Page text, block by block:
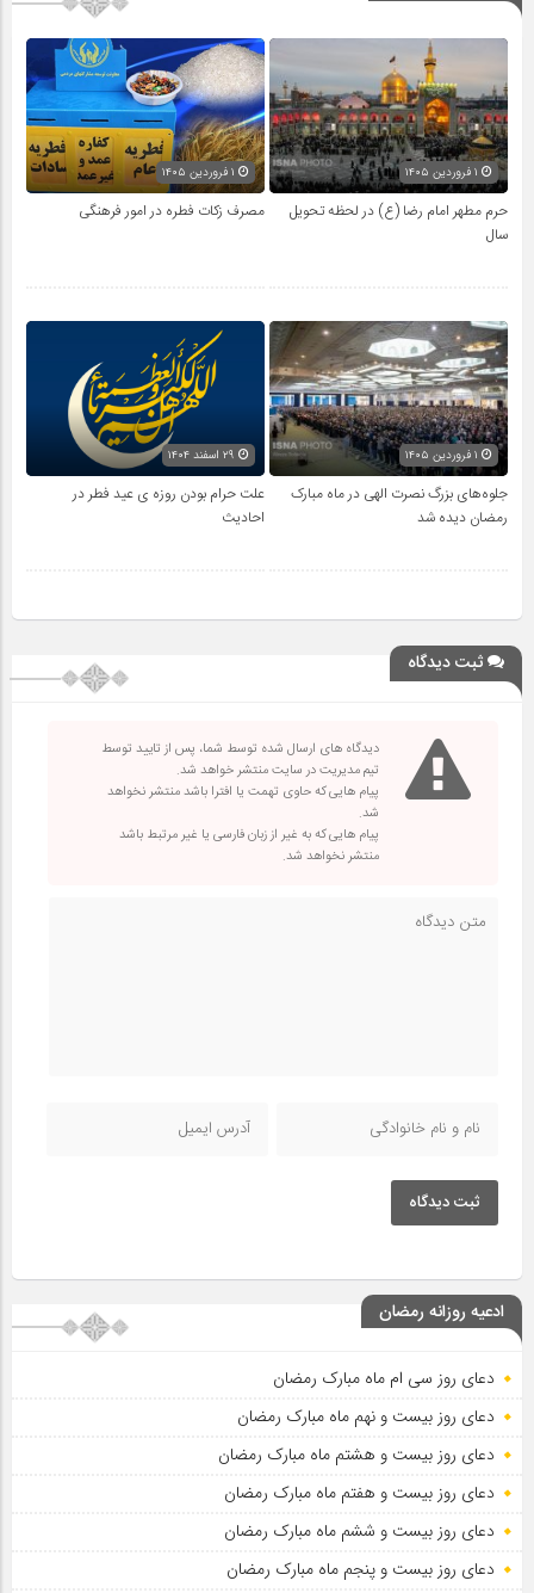
حرم مطهر امام رضا (ع) در لحظه تحویل
سال
مصرف زکات فطره در امور فرهنگی
جلوه‌های بزرگ نصرت الهی در ماه مبارک
رمضان دیده شد
علت حرام بودن روزه ی عید فطر در
احادیث
ثبت دیدگاه
دیدگاه های ارسال شده توسط شما، پس از تایید توسط
تیم مدیریت در سایت منتشر خواهد شد.
پیام هایی که حاوی تهمت یا افترا باشد منتشر نخواهد
شد.
پیام هایی که به غیر از زبان فارسی یا غیر مرتبط باشد
منتشر نخواهد شد.
ثبت دیدگاه
ادعیه روزانه رمضان
دعای روز سی ام ماه مبارک رمضان
دعای روز بیست و نهم ماه مبارک رمضان
دعای روز بیست و هشتم ماه مبارک رمضان
دعای روز بیست و هفتم ماه مبارک رمضان
دعای روز بیست و ششم ماه مبارک رمضان
دعای روز بیست و پنجم ماه مبارک رمضان